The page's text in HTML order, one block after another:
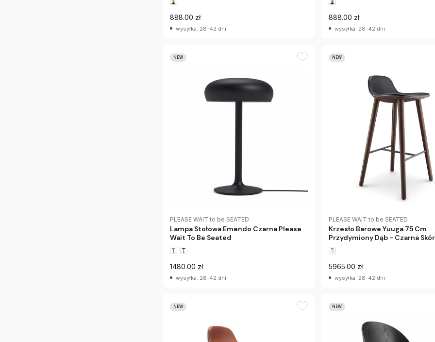
888.00 zł
wysyłka: 28-42 dni
888.00 zł
wysyłka: 28-42 dni
NEW
PLEASE WAIT to be SEATED
Lampa Stołowa Emendo Czarna Please
Wait To Be Seated
1480.00 zł
wysyłka: 28-42 dni
NEW
PLEASE WAIT to be SEATED
Krzesło Barowe Yuuga 75 Cm
Przydymiony Dąb - Czarna
5965.00 zł
wysyłka: 28-42 dni
NEW NEW